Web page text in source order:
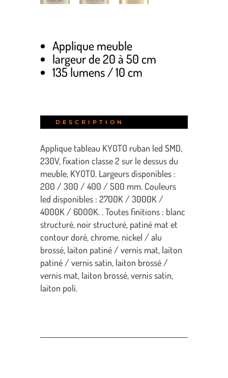
Applique meuble
largeur de 20 à 50 cm
135 lumens / 10 cm
DESCRIPTION
Applique tableau KYOTO ruban led SMD,
230V, fixation classe 2 sur le dessus du
meuble, KYOTO. Largeurs disponibles :
200 / 300 / 400 / 500 mm. Couleurs
led disponibles : 2700K / 3000K /
4000K / 6000K. . Toutes finitions : blanc
structuré, noir structuré, patiné mat et
contour doré, chrome, nickel / alu
brossé, laiton patiné / vernis mat, laiton
patiné / vernis satin, laiton brossé /
vernis mat, laiton brossé, vernis satin,
laiton poli.